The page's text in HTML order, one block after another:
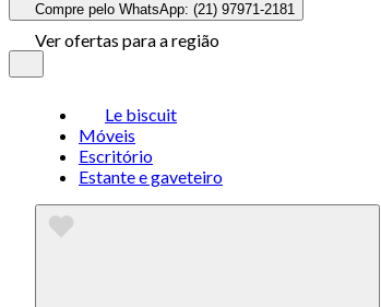
Compre pelo WhatsApp: (21) 97971-2181
Ver ofertas para a região
Le biscuit
Móveis
Escritório
Estante e gaveteiro